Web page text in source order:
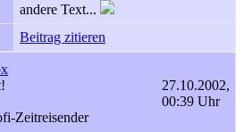
andere Text...
Beitrag zitieren
Zeitreisender
27.10.2002,
00:39 Uhr